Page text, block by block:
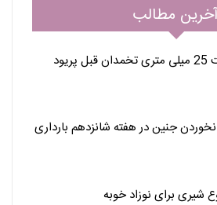
مطالب
جنین در هفته شانزدهم بارداری
شیری برای نوزاد خوبه